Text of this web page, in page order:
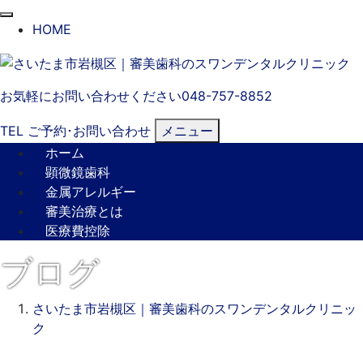
る
HOME
お気軽にお問い合わせください048-757-8852
TEL ご予約･ お問い合わせ
メニュー
ホーム
顕微鏡歯科
金属アレルギー
審美治療とは
医療費控除
ブログ
さいたま市岩槻区｜審美歯科のスワンデンタルクリニッ
ク